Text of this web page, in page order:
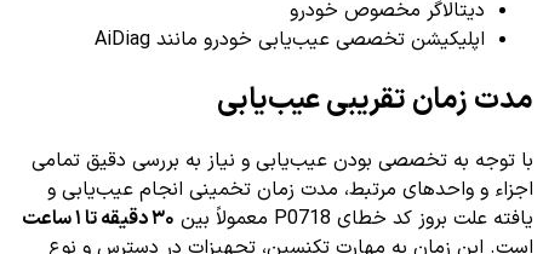
دیتالاگر مخصوص خودرو
اپلیکیشن تخصصی عیب‌یابی خودرو مانند AiDiag
مدت زمان تقریبی عیب‌یابی
با توجه به تخصصی بودن عیب‌یابی و نیاز به بررسی دقیق تمامی
اجزاء و واحدهای مرتبط، مدت زمان تخمینی انجام عیب‌یابی و
یافته علت بروز کد خطای P0718 معمولاً بین
۳۰ دقیقه تا ۱ ساعت
است. این زمان به مهارت تکنسین، تجهیزات در دسترس و نوع